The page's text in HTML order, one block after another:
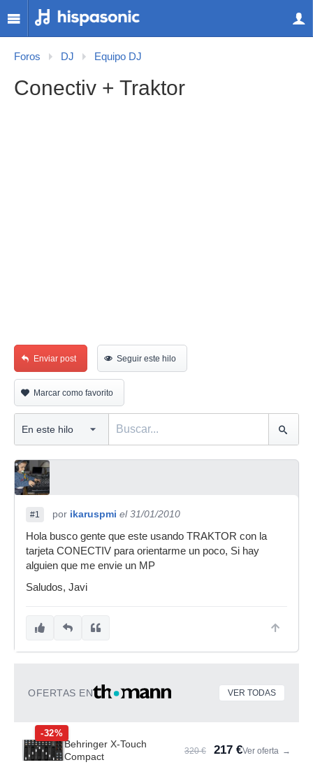
Foros DJ Equipo DJ
Conectiv + Traktor
Enviar post Seguir este hilo
Marcar como favorito
#1 por ikaruspmi el 31/01/2010
Hola busco gente que este usando TRAKTOR con la
tarjeta CONECTIV para orientarme un poco, Si hay
alguien que me envie un MP
Saludos, Javi
OFERTAS EN VER TODAS
-32%
Behringer X-Touch
Compact
320 € 217 €Ver oferta →